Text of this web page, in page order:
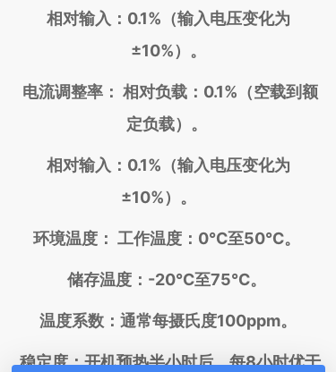
相对输入：0.1%（输入电压变化为
±10%）。
电流调整率： 相对负载：0.1%（空载到额
定负载）。
相对输入：0.1%（输入电压变化为
±10%）。
环境温度： 工作温度：0℃至50℃。
储存温度：-20℃至75℃。
温度系数：通常每摄氏度100ppm。
稳定度：开机预热半小时后，每8小时优于